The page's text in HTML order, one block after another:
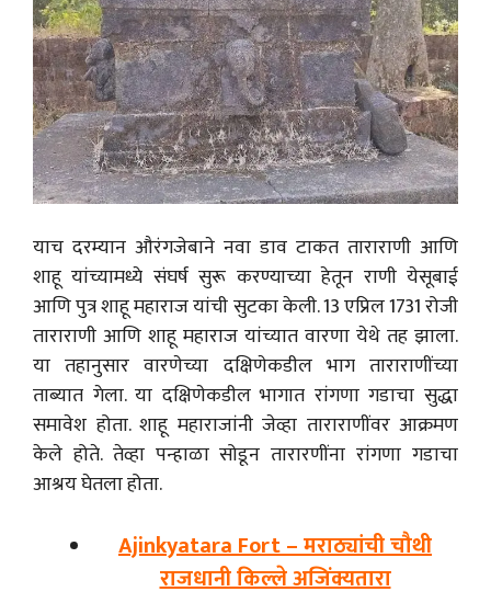
याच दरम्यान औरंगजेबाने नवा डाव टाकत ताराराणी आणि
शाहू यांच्यामध्ये संघर्ष सुरू करण्याच्या हेतून राणी येसूबाई
आणि पुत्र शाहू महाराज यांची सुटका केली. 13 एप्रिल 1731 रोजी
ताराराणी आणि शाहू महाराज यांच्यात वारणा येथे तह झाला.
या तहानुसार वारणेच्या दक्षिणेकडील भाग ताराराणींच्या
ताब्यात गेला. या दक्षिणेकडील भागात रांगणा गडाचा सुद्धा
समावेश होता. शाहू महाराजांनी जेव्हा ताराराणींवर आक्रमण
केले होते. तेव्हा पन्हाळा सोडून तारारणींना रांगणा गडाचा
आश्रय घेतला होता.
Ajinkyatara Fort – मराठ्यांची चौथी
राजधानी किल्ले अजिंक्यतारा